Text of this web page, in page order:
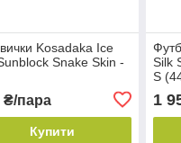
Kosadaka Ice
Snake Skin -
₴/пара
Купити
Silk
S
1